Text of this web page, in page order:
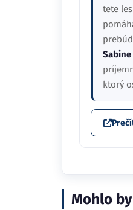
tete
ktorý
Mohlo